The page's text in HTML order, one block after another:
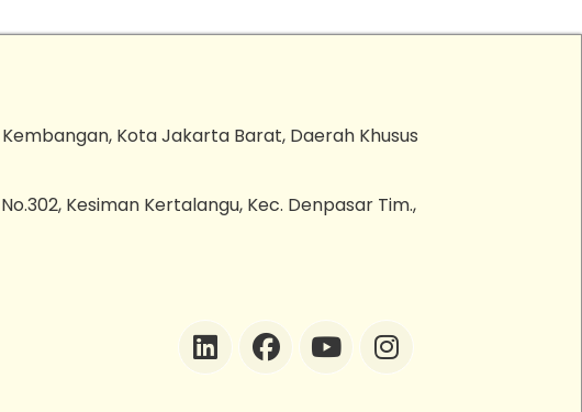
Kota Jakarta Barat, Daerah Khusus
Kesiman Kertalangu, Kec. Denpasar Tim.,